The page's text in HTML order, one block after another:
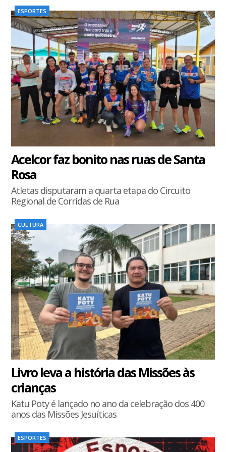
ESPORTES
Acelcor faz bonito nas ruas de Santa
Rosa
Atletas disputaram a quarta etapa do Circuito
Regional de Corridas de Rua
CULTURA
Livro leva a história das Missões às
crianças
Katu Poty é lançado no ano da celebração dos 400
anos das Missões Jesuíticas
ESPORTES